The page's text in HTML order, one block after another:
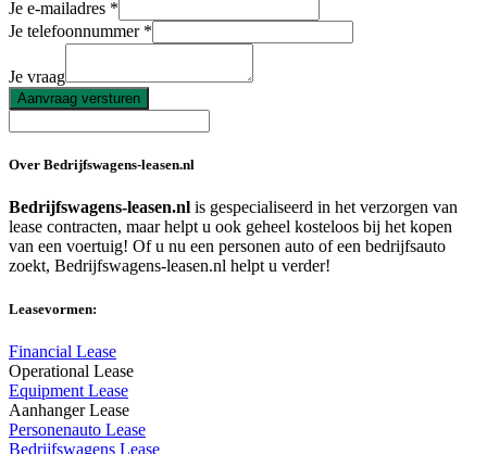
Je e-mailadres
Je telefoonnummer
Je vraag
Aanvraag versturen
Over Bedrijfswagens-leasen.nl
Bedrijfswagens-leasen.nl is gespecialiseerd in het verzorgen van
lease contracten, maar helpt u ook geheel kosteloos bij het kopen
van een voertuig! Of u nu een personen auto of een bedrijfsauto
zoekt, Bedrijfswagens-leasen.nl helpt u verder!
Leasevormen:
Financial Lease
Operational Lease
Equipment Lease
Aanhanger Lease
Personenauto Lease
Bedrijfswagens Lease